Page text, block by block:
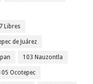
Libres
de Juárez
103 Nauzontla
Ocotepec